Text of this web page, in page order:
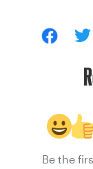
Be the